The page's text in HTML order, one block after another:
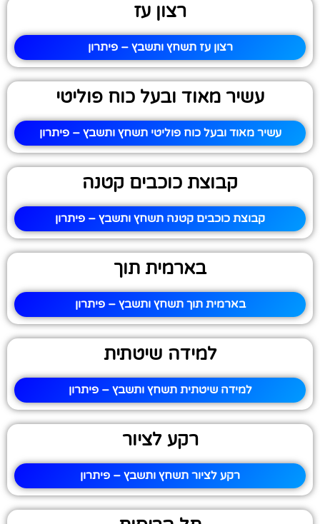
רצון עז
רצון עז תשחץ ותשבץ – פיתרון
עשיר מאוד ובעל כוח פוליטי
עשיר מאוד ובעל כוח פוליטי תשחץ ותשבץ – פיתרון
קבוצת כוכבים קטנה
קבוצת כוכבים קטנה תשחץ ותשבץ – פיתרון
בארמית תוך
בארמית תוך תשחץ ותשבץ – פיתרון
למידה שיטתית
למידה שיטתית תשחץ ותשבץ – פיתרון
רקע לציור
רקע לציור תשחץ ותשבץ – פיתרון